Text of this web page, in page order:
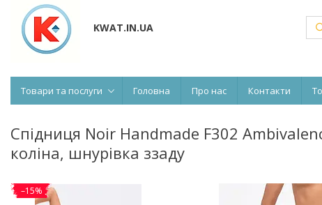
KWAT.IN.UA
Товари та послуги Головна Про нас Контакти
Спідниця Noir Handmade F302
коліна, шнурівка ззаду
–15%